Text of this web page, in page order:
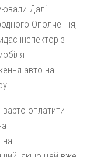
Ополчення,
інспектор з
авто на
оплатити
на